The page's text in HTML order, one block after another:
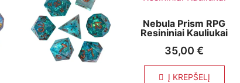
Nebula Prism RPG
Resininiai Kauliukai
35,00€
Į KREPŠELĮ